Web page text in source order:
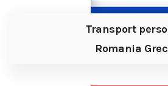
Transport
Romania